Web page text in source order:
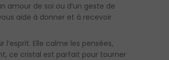
amour de soi ou d’un geste de
aide à donner et à recevoir
Elle calme les pensées,
ce cristal est parfait pour tourner